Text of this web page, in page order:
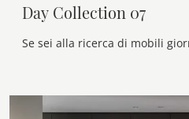
Day Collection 07